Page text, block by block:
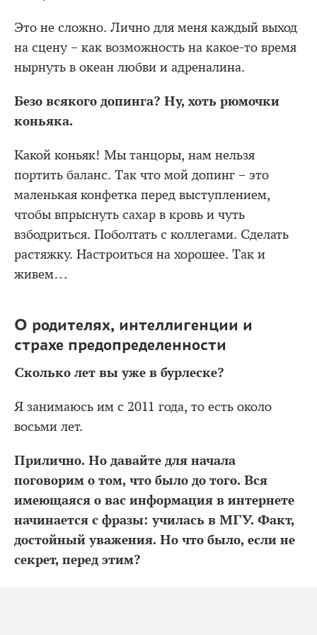
Это не сложно. Лично для меня каждый выход
на сцену – как возможность на какое-то время
нырнуть в океан любви и адреналина.
Безо всякого допинга? Ну, хоть рюмочки
коньяка.
Какой коньяк! Мы танцоры, нам нельзя
портить баланс. Так что мой допинг – это
маленькая конфетка перед выступлением,
чтобы впрыснуть сахар в кровь и чуть
взбодриться. Поболтать с коллегами. Сделать
растяжку. Настроиться на хорошее. Так и
живем…
О родителях, интеллигенции и
страхе предопределенности
Сколько лет вы уже в бурлеске?
Я занимаюсь им с 2011 года, то есть около
восьми лет.
Прилично. Но давайте для начала
поговорим о том, что было до того. Вся
имеющаяся о вас информация в интернете
начинается с фразы: училась в МГУ. Факт,
достойный уважения. Но что было, если не
секрет, перед этим?